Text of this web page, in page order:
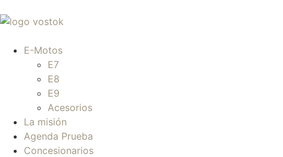
E-Motos
E7
E8
E9
Acesorios
La misión
Agenda Prueba
Concesionarios